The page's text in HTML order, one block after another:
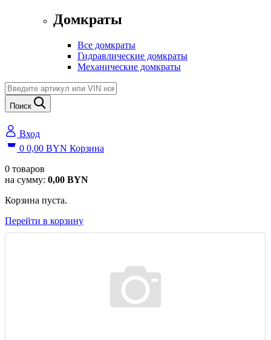
Домкраты
Все домкраты
Гидравлические домкраты
Механические домкраты
Поиск
Вход
0 0,00 BYN Корзина
0 товаров
на сумму: 0,00 BYN
Корзина пуста.
Перейти в корзину